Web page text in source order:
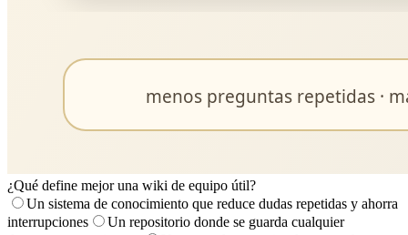
¿Qué define mejor una wiki de equipo útil?
Un sistema de conocimiento que reduce dudas repetidas y ahorra
interrupciones
Un repositorio donde se guarda cualquier